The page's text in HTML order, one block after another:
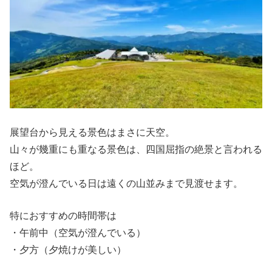
展望台から見える景色はまさに天空。
山々が幾重にも重なる景色は、四国屈指の絶景と言われる
ほど。
空気が澄んでいる日は遠くの山並みまで見渡せます。
特におすすめの時間帯は
・午前中（空気が澄んでいる）
・夕方（夕焼けが美しい）